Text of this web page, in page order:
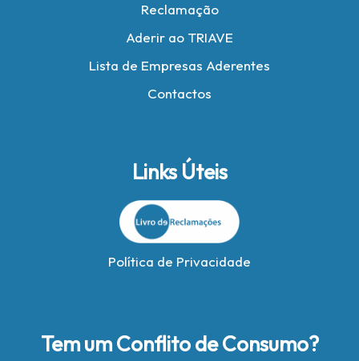
Reclamação
Aderir ao TRIAVE
Lista de Empresas Aderentes
Contactos
Links Úteis
Política de Privacidade
Tem um Conflito de Consumo?